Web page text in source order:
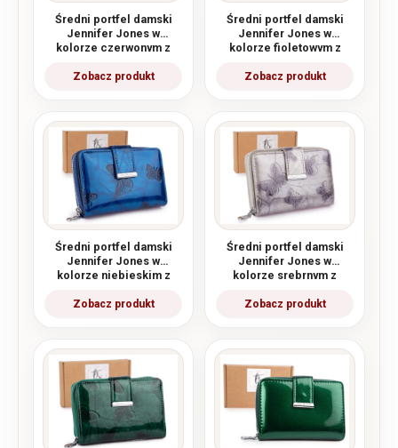
Średni portfel damski
Jennifer Jones w
kolorze czerwonym z
Średni portfel damski
Jennifer Jones w
kolorze fioletowym z
Średni portfel damski
Jennifer Jones w
kolorze niebieskim z
Średni portfel damski
Jennifer Jones w
kolorze srebrnym z